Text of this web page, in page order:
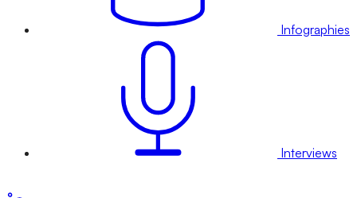
Infographies
Interviews